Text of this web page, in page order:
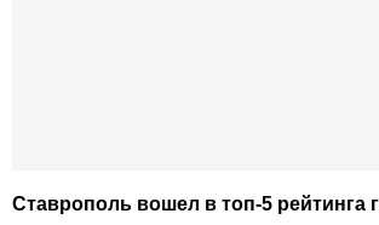
Ставрополь вошел в топ-5 рейтинга